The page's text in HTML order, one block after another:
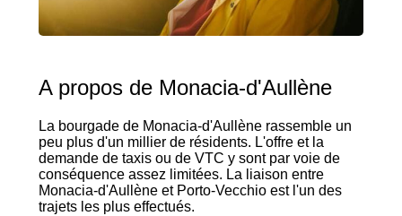
A propos de Monacia-d'Aullène
La bourgade de Monacia-d'Aullène rassemble un
peu plus d'un millier de résidents. L'offre et la
demande de taxis ou de VTC y sont par voie de
conséquence assez limitées. La liaison entre
Monacia-d'Aullène et Porto-Vecchio est l'un des
trajets les plus effectués.